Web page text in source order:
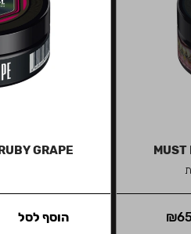
MUST
₪
GRAPE
הוסף לסל